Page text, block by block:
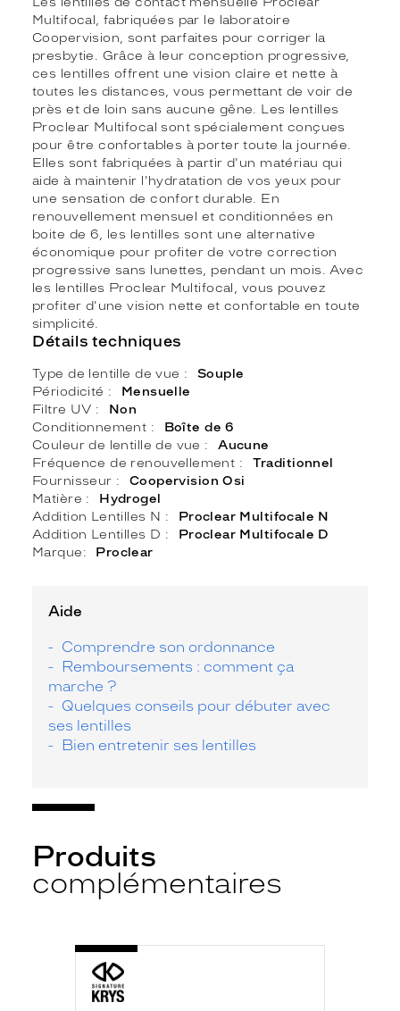
Multifocal, fabriquées par le laboratoire
Coopervision, sont parfaites pour corriger la
presbytie. Grâce à leur conception progressive,
ces lentilles offrent une vision claire et nette à
toutes les distances, vous permettant de voir de
près et de loin sans aucune gêne. Les lentilles
Proclear Multifocal sont spécialement conçues
pour être confortables à porter toute la journée.
Elles sont fabriquées à partir d'un matériau qui
aide à maintenir l'hydratation de vos yeux pour
une sensation de confort durable. En
renouvellement mensuel et conditionnées en
boite de 6, les lentilles sont une alternative
économique pour profiter de votre correction
progressive sans lunettes, pendant un mois. Avec
les lentilles Proclear Multifocal, vous pouvez
profiter d'une vision nette et confortable en toute
simplicité.
Détails techniques
Type de lentille de vue
Souple
Périodicité
Mensuelle
Filtre UV
Non
Conditionnement
Boîte de 6
Couleur de lentille de vue
Aucune
Fréquence de renouvellement
Traditionnel
Fournisseur
Coopervision Osi
Matière
Hydrogel
Addition Lentilles N
Proclear Multifocale N
Addition Lentilles D
Proclear Multifocale D
Marque
Proclear
Aide
Comprendre son ordonnance
Remboursements : comment ça
marche ?
Quelques conseils pour débuter avec
ses lentilles
Bien entretenir ses lentilles
Produits
complémentaires
-
S.K
MULTI
350ML